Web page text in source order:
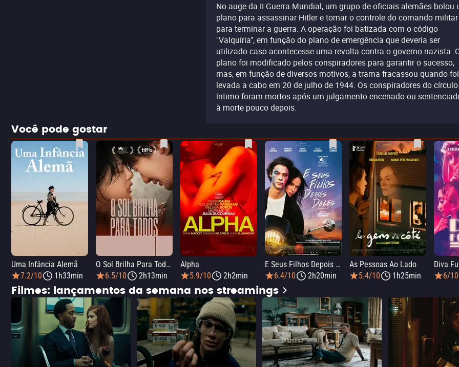
No auge da II Guerra Mundial, um grupo de oficiais alemães bolou
plano para assassinar Hitler e tomar o controle do comando militar
para terminar a guerra. A operação foi batizada com o código
"Valquíria", em função do plano de emergência que deveria ser
utilizado caso acontecesse uma revolta contra o governo nazista.
plano foi modificado pelos conspiradores para garantir o sucesso,
mas, em função de diversos motivos, a trama fracassou quando foi
levada a cabo em 20 de julho de 1944. Os conspiradores do círculo
íntimo foram mortos após um julgamento encenado ou
à morte pouco depois.
Você pode gostar
Uma Infância Alemã
7.2/10
1h33min
O Sol Brilha Para Todos
6.5/10
2h13min
Alpha
5.9/10
2h2min
E Seus Filhos Depois Deles
6.4/10
2h20min
As Pessoas Ao Lado
5.4/10
1h25min
Diva
6/10
Filmes: lançamentos da semana nos streamings